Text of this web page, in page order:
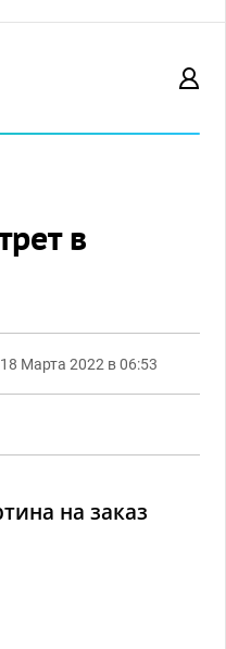
в
18 Марта 2022 в 06:53
на заказ